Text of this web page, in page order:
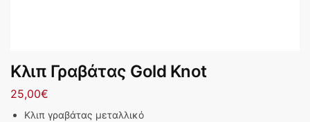
Κλιπ Γραβάτας Gold Knot
25,00€
Κλιπ γραβάτας μεταλλικό